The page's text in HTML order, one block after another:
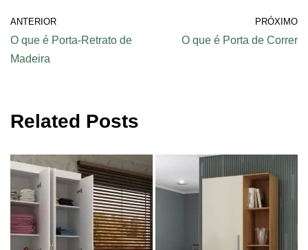
ANTERIOR
O que é Porta-Retrato de
Madeira
PRÓXIMO
O que é Porta de Correr
Related Posts